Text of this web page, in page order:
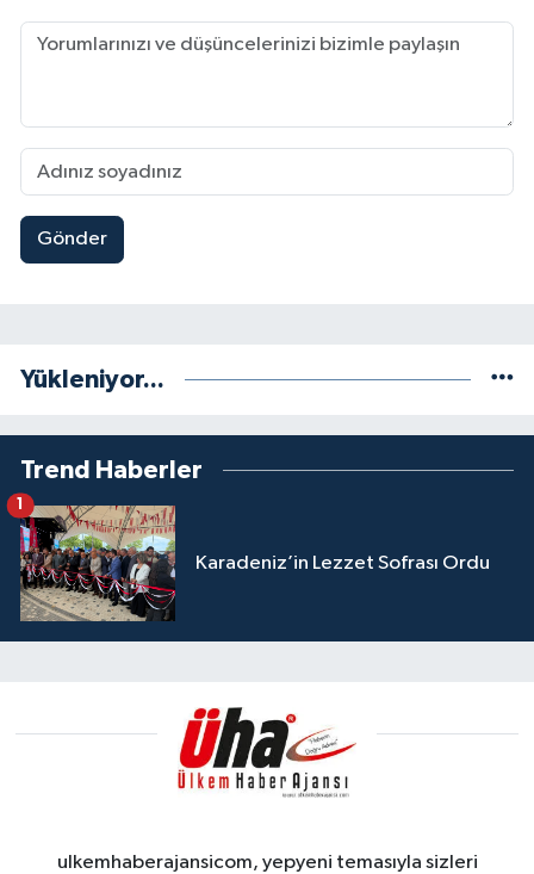
Gönder
Yükleniyor...
Trend Haberler
Karadeniz’in Lezzet Sofrası Ordu
1
ulkemhaberajansicom, yepyeni temasıyla sizleri